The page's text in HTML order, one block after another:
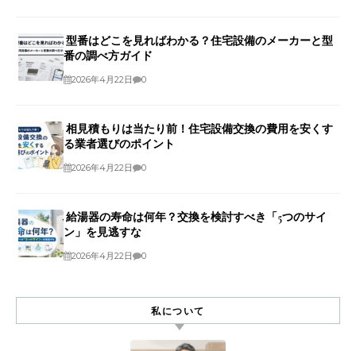
型番はどこを見ればわかる？住宅設備のメーカーと型
番の調べ方ガイド
2026年4月22日 0
相見積もりは当たり前！住宅設備交換の費用を安くす
る業者選びのポイント
2026年4月22日 0
給湯器の寿命は何年？交換を検討すべき「5つのサイ
ン」を見逃すな
2026年4月22日 0
私について